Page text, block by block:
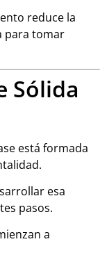
reduce la
para tomar
Sólida
está formada
esa
pasos.
a